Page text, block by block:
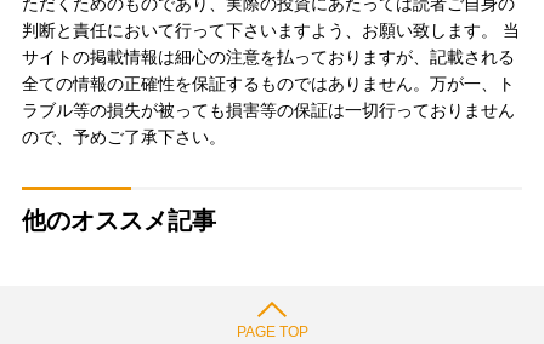
判断と責任において行って下さいますよう、お願い致します。 当
サイトの掲載情報は細心の注意を払っておりますが、記載される
全ての情報の正確性を保証するものではありません。万が一、ト
ラブル等の損失が被っても損害等の保証は一切行っておりません
ので、予めご了承下さい。
他のオススメ記事
PAGE TOP